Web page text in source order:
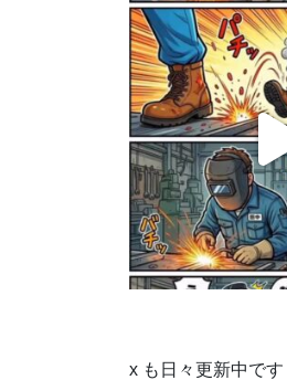
x も日々更新中で